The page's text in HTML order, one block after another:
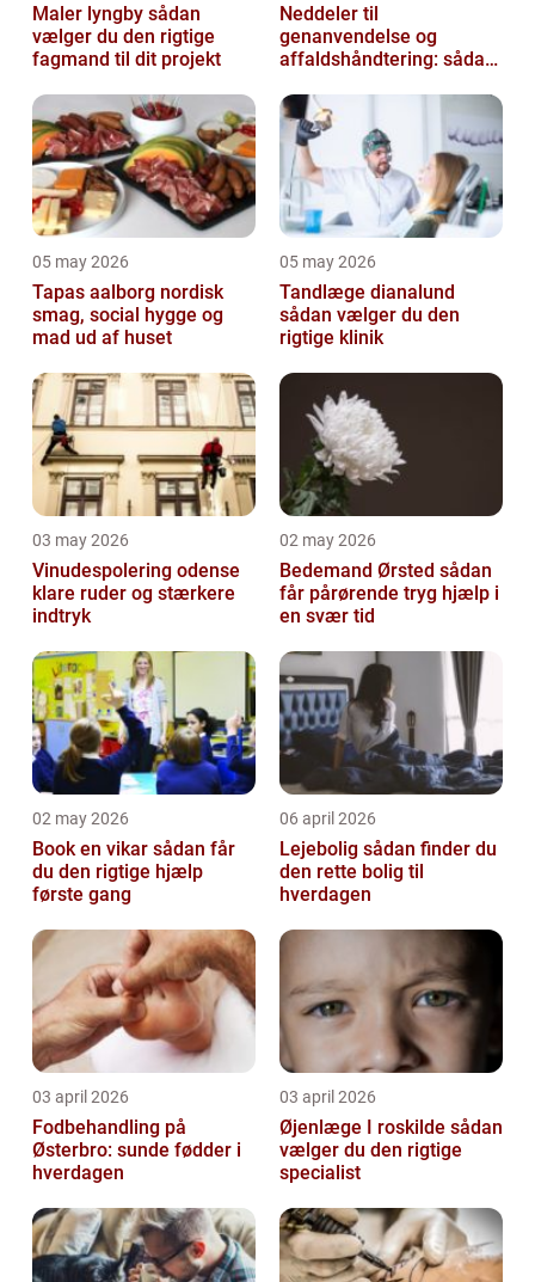
Maler lyngby sådan
vælger du den rigtige
fagmand til dit projekt
Neddeler til
genanvendelse og
affaldshåndtering: sådan
05 may 2026
Tapas aalborg nordisk
smag, social hygge og
mad ud af huset
05 may 2026
Tandlæge dianalund
sådan vælger du den
rigtige klinik
03 may 2026
Vinudespolering odense
klare ruder og stærkere
indtryk
02 may 2026
Bedemand Ørsted sådan
får pårørende tryg hjælp i
en svær tid
02 may 2026
Book en vikar sådan får
du den rigtige hjælp
første gang
06 april 2026
Lejebolig sådan finder du
den rette bolig til
hverdagen
03 april 2026
Fodbehandling på
Østerbro: sunde fødder i
hverdagen
03 april 2026
Øjenlæge I roskilde sådan
vælger du den rigtige
specialist